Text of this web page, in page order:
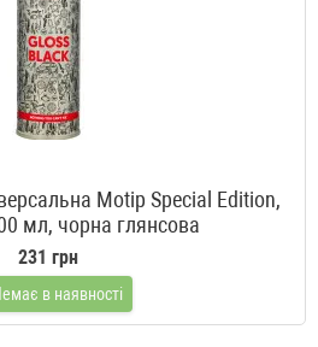
Motip Special Edition,
мл, чорна глянсова
231 грн
в наявності